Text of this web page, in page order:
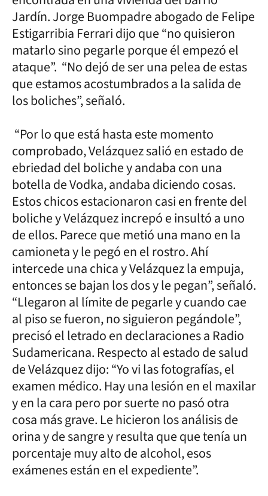
Jardín. Jorge Buompadre abogado de Felipe
Estigarribia Ferrari dijo que “no quisieron
matarlo sino pegarle porque él empezó el
ataque”. “No dejó de ser una pelea de estas
que estamos acostumbrados a la salida de
los boliches”, señaló.
“Por lo que está hasta este momento
comprobado, Velázquez salió en estado de
ebriedad del boliche y andaba con una
botella de Vodka, andaba diciendo cosas.
Estos chicos estacionaron casi en frente del
boliche y Velázquez increpó e insultó a uno
de ellos. Parece que metió una mano en la
camioneta y le pegó en el rostro. Ahí
intercede una chica y Velázquez la empuja,
entonces se bajan los dos y le pegan”, señaló.
“Llegaron al límite de pegarle y cuando cae
al piso se fueron, no siguieron pegándole”,
precisó el letrado en declaraciones a Radio
Sudamericana. Respecto al estado de salud
de Velázquez dijo: “Yo vi las fotografías, el
examen médico. Hay una lesión en el maxilar
y en la cara pero por suerte no pasó otra
cosa más grave. Le hicieron los análisis de
orina y de sangre y resulta que que tenía un
porcentaje muy alto de alcohol, esos
exámenes están en el expediente”.